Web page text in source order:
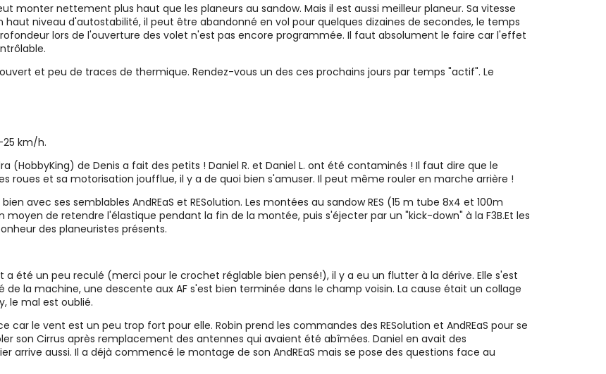
monter nettement plus haut que les planeurs au sandow. Mais il est aussi meilleur planeur. Sa vitesse
niveau d'autostabilité, il peut être abandonné en vol pour quelques dizaines de secondes, le temps
lors de l'ouverture des volet n'est pas encore programmée. Il faut absolument le faire car l'effet
et peu de traces de thermique. Rendez-vous un des ces prochains jours par temps "actif". Le
25 km/h.
(HobbyKing) de Denis a fait des petits ! Daniel R. et Daniel L. ont été contaminés ! Il faut dire que le
roues et sa motorisation joufflue, il y a de quoi bien s'amuser. Il peut même rouler en marche arrière !
avec ses semblables AndREaS et RESolution. Les montées au sandow RES (15 m tube 8x4 et 100m
de retendre l'élastique pendant la fin de la montée, puis s'éjecter par un "kick-down" à la F3B.Et les
des planeuristes présents.
a été un peu reculé (merci pour le crochet réglable bien pensé!), il y a eu un flutter à la dérive. Elle s'est
la machine, une descente aux AF s'est bien terminée dans le champ voisin. La cause était un collage
le mal est oublié.
car le vent est un peu trop fort pour elle. Robin prend les commandes des RESolution et AndREaS pour se
son Cirrus après remplacement des antennes qui avaient été abîmées. Daniel en avait des
arrive aussi. Il a déjà commencé le montage de son AndREaS mais se pose des questions face au